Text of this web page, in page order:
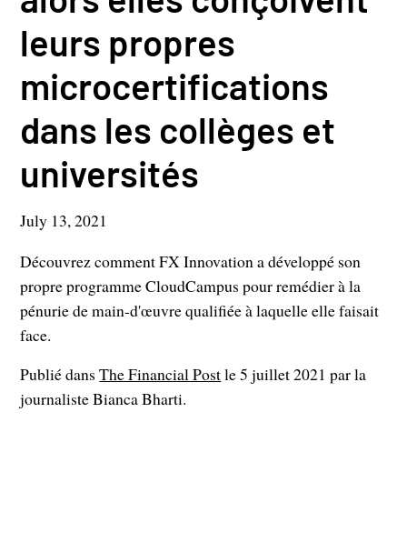
leurs propres
microcertifications
dans les collèges et
universités
July 13, 2021
Découvrez comment FX Innovation a développé son
propre programme CloudCampus pour remédier à la
pénurie de main-d'œuvre qualifiée à laquelle elle faisait
face.
Publié dansThe Financial Postle 5 juillet 2021 par la
journaliste Bianca Bharti.